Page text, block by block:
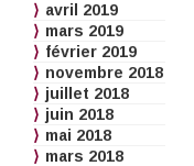
avril 2019
mars 2019
février 2019
novembre 2018
juillet 2018
juin 2018
mai 2018
mars 2018